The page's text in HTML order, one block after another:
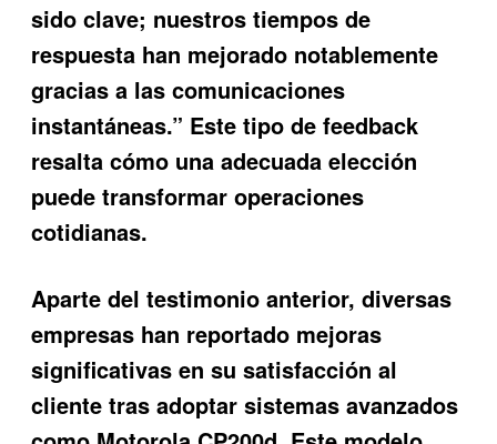
sido clave; nuestros tiempos de
respuesta han mejorado notablemente
gracias a las comunicaciones
instantáneas.” Este tipo de feedback
resalta cómo una adecuada elección
puede transformar operaciones
cotidianas.
Aparte del testimonio anterior, diversas
empresas han reportado mejoras
significativas en su satisfacción al
cliente tras adoptar sistemas avanzados